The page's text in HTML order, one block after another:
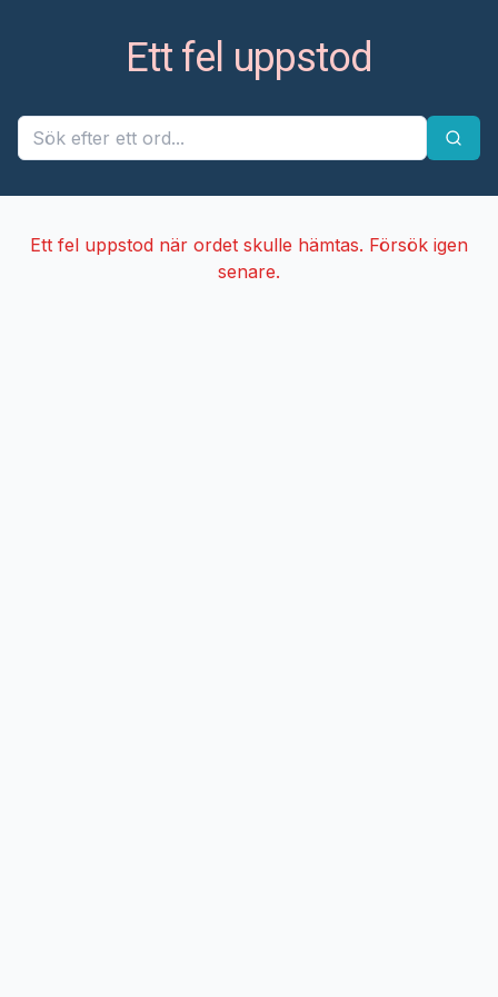
Ett fel uppstod
Ett fel uppstod när ordet skulle hämtas. Försök igen
senare.